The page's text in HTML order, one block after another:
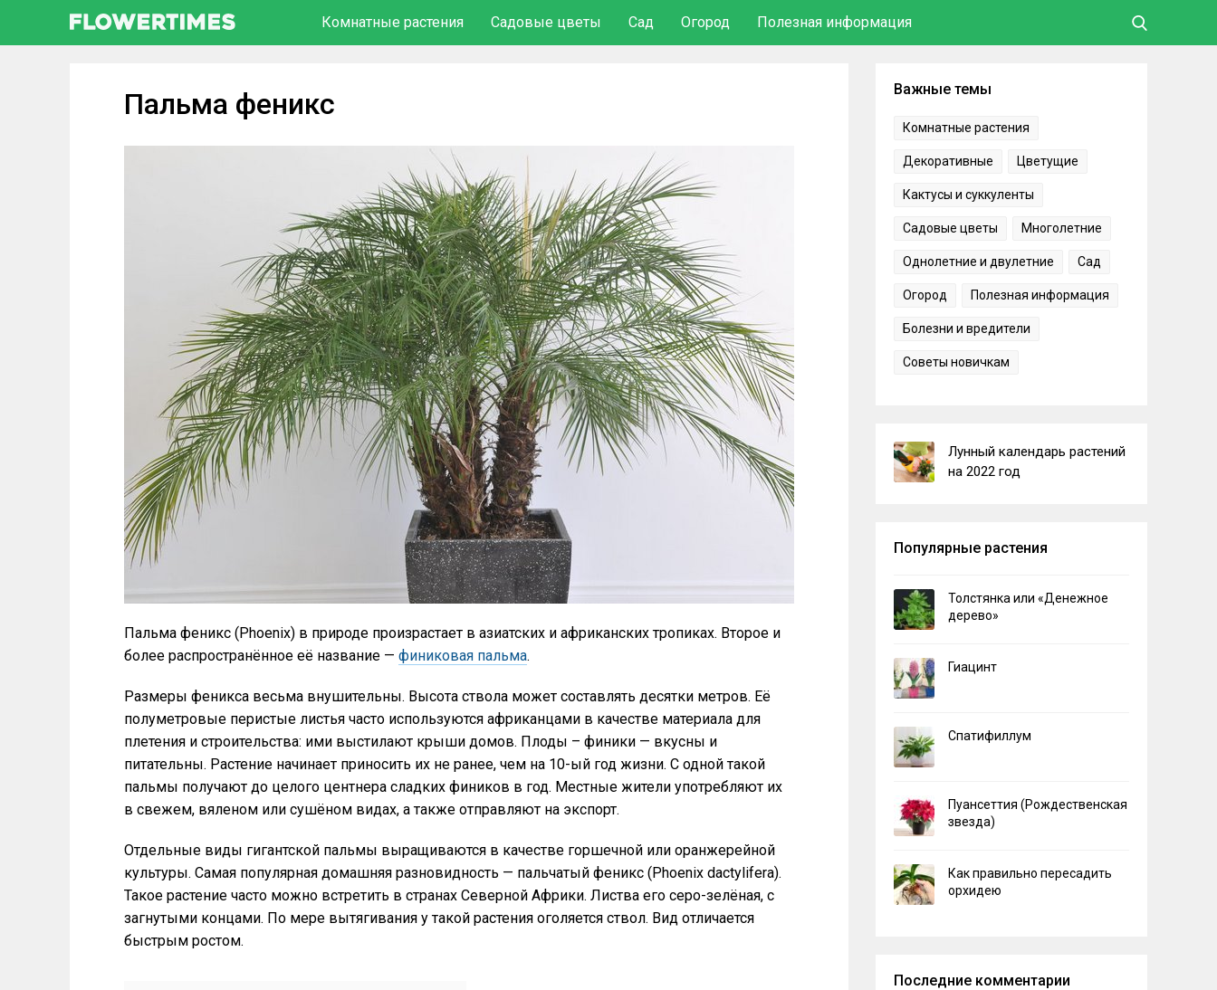
Комнатные растения Садовые цветы Сад Огород Полезная информация
Пальма феникс
Пальма феникс (Phoenix) в природе произрастает в азиатских и африканских тропиках. Второе и
более распространённое её название — финиковая пальма.
Размеры феникса весьма внушительны. Высота ствола может составлять десятки метров. Её
полуметровые перистые листья часто используются африканцами в качестве материала для
плетения и строительства: ими выстилают крыши домов. Плоды – финики — вкусны и
питательны. Растение начинает приносить их не ранее, чем на 10-ый год жизни. С одной такой
пальмы получают до целого центнера сладких фиников в год. Местные жители употребляют их
в свежем, вяленом или сушёном видах, а также отправляют на экспорт.
Отдельные виды гигантской пальмы выращиваются в качестве горшечной или оранжерейной
культуры. Самая популярная домашняя разновидность — пальчатый феникс (Phoenix dactylifera).
Такое растение часто можно встретить в странах Северной Африки. Листва его серо-зелёная, с
загнутыми концами. По мере вытягивания у такой растения оголяется ствол. Вид отличается
быстрым ростом.
Важные темы
Комнатные растения
Декоративные Цветущие
Кактусы и суккуленты
Садовые цветы Многолетние
Однолетние и двулетние Сад
Огород Полезная информация
Болезни и вредители
Советы новичкам
Лунный календарь растений
на 2022 год
Популярные растения
Толстянка или «Денежное
дерево»
Гиацинт
Спатифиллум
Пуансеттия (Рождественская
звезда)
Как правильно пересадить
орхидею
Последние комментарии